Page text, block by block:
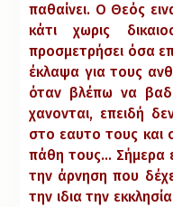
παθαίνει. Ο Θεός
κάτι χωρις
προσμετρήσει όσα
έκλαψα για τους
όταν βλέπω να
χανονται, επειδή
στο εαυτο τους και
πάθη τους… Σήμερα
την άρνηση που
την ιδια την